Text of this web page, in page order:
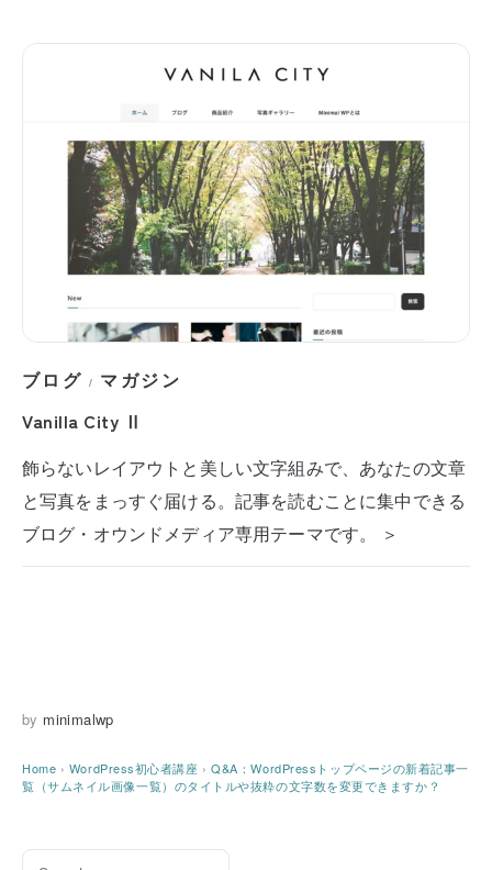
ブログ / マガジン
Vanilla City Ⅱ
飾らないレイアウトと美しい文字組みで、あなたの文章
と写真をまっすぐ届ける。記事を読むことに集中できる
ブログ・オウンドメディア専用テーマです。 ＞
by minimalwp
Home › WordPress初心者講座 ›Q&A：WordPressトップページの新着記事一
覧（サムネイル画像一覧）のタイトルや抜粋の文字数を変更できますか？